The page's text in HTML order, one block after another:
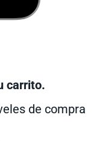
carrito.
de compra